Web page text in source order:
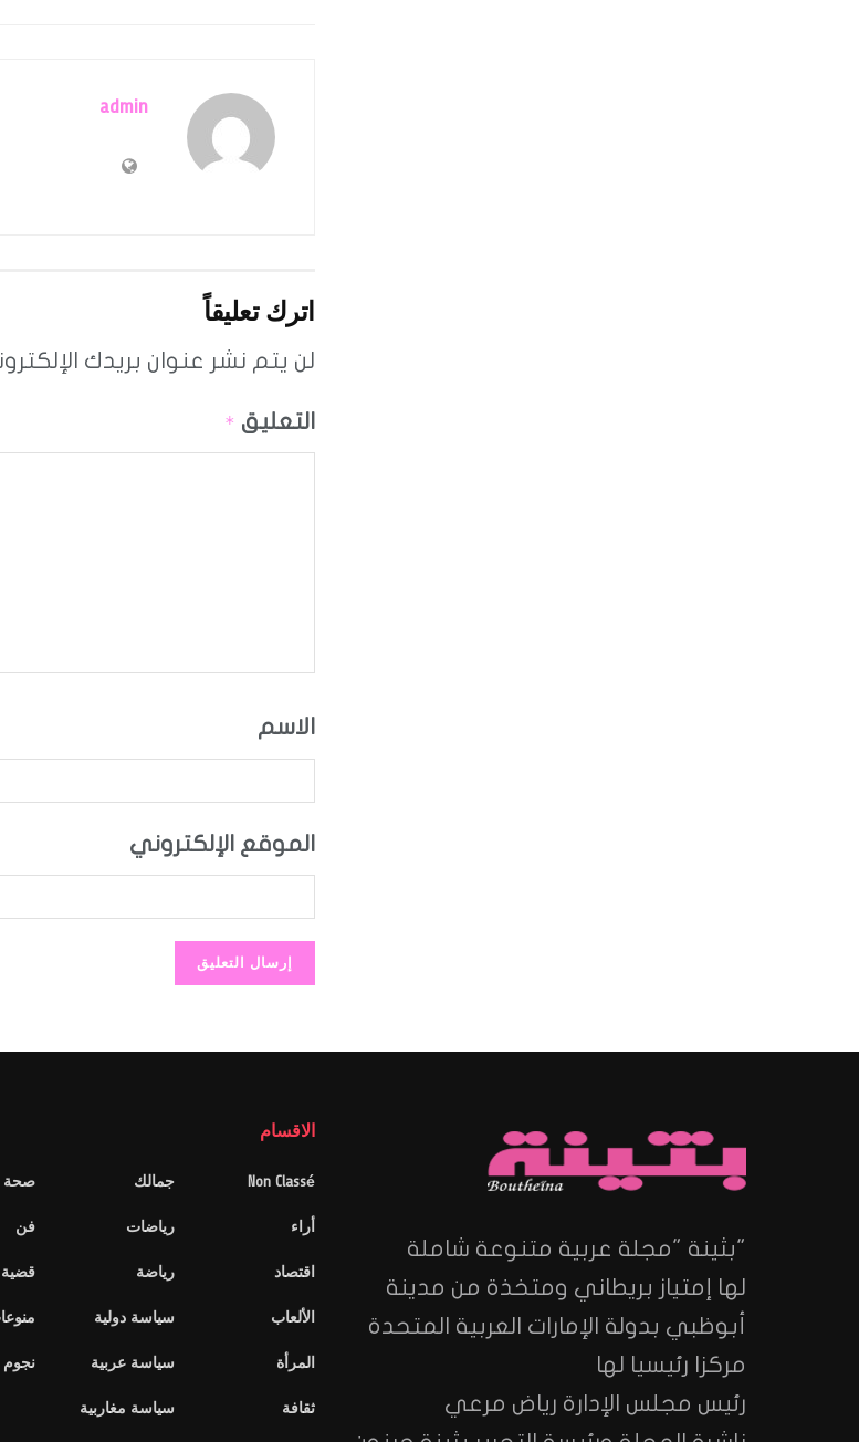
admin
اترك تعليقاً
لن يتم نشر عنوان بريدك
التعليق *
الاسم
الموقع الإلكتروني
"بثينة "مجلة عربية متنوعة شاملة
لها إمتياز بريطاني ومتخذة من مدينة
أبوظبي بدولة الإمارات العربية المتحدة
مركزا رئيسيا لها
رئيس مجلس الإدارة رياض مرعي
الاقسام
Non Classé
أراء
اقتصاد
الألعاب
المرأة
ثقافة
جمالك
رياضات
رياضة
سياسة دولية
سياسة عربية
سياسة مغاربية
صحة
فن
نجوم